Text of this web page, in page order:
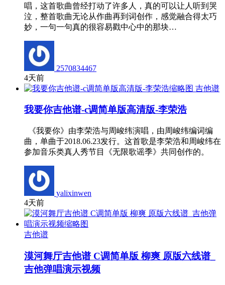
唱，这首歌曲曾经打动了许多人，真的可以让人听到哭
泣，整首歌曲无论从作曲再到词创作，感觉融合得太巧
妙，一句一句真的很容易戳中心中的那块…
2570834467
4天前
吉他谱
我要你吉他谱-c调简单版高清版-李荣浩
《我要你》由李荣浩与周峻纬演唱，由周峻纬编词编
曲，单曲于2018.06.23发行。这首歌是李荣浩和周峻纬在
参加音乐类真人秀节目《无限歌谣季》共同创作的。
yalixinwen
4天前
吉他谱
漠河舞厅吉他谱 C调简单版 柳爽 原版六线谱_
吉他弹唱演示视频